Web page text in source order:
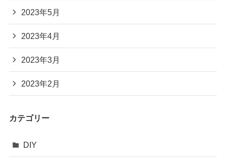
2023年5月
2023年4月
2023年3月
2023年2月
カテゴリー
DIY